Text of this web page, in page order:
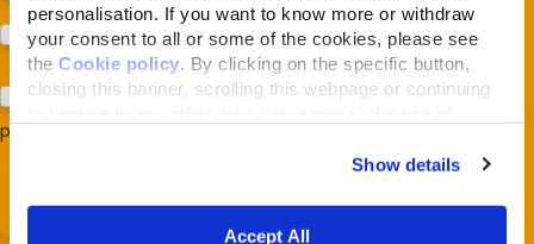
personalisation. If you want to know more or withdraw
your consent to all or some of the cookies, please see
the Cookie policy . By clicking on the specific button,
closing this banner, scrolling this webpage or continuing
Show details
Accept All
Prodotti (Almo Nature)
Acconsento al trattamento dei miei dati e dichiaro di aver
preso visione della